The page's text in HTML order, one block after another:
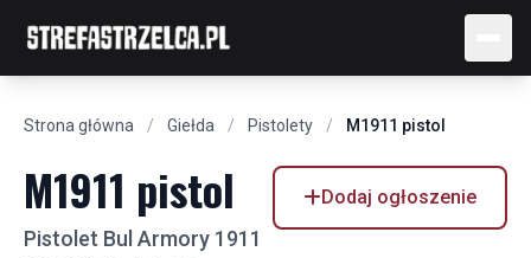
Strona główna / Giełda / Pistolety / M1911 pistol
M1911 pistol
Pistolet Bul Armory 1911
Dodaj ogłoszenie